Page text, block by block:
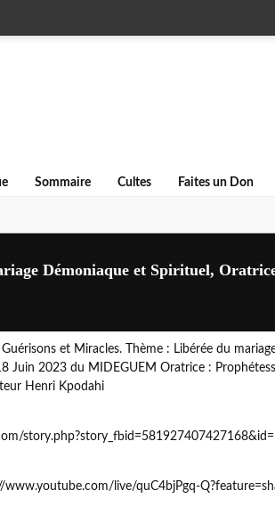
Sommaire Cultes Faites un Don
Démoniaque et Spirituel,
et Miracles. Thème : Libérée du
Juin 2023 du MIDEGUEM Oratrice :
Henri Kpodahi
www.youtube.com/live/quC4bjPgq-